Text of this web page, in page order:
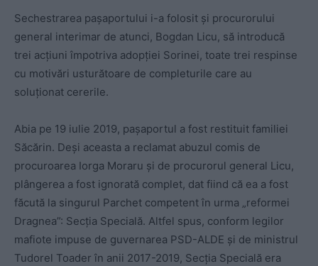
Sechestrarea pașaportului i-a folosit și procurorului
general interimar de atunci, Bogdan Licu, să introducă
trei acțiuni împotriva adopției Sorinei, toate trei respinse
cu motivări usturătoare de completurile care au
soluționat cererile.
Abia pe 19 iulie 2019, pașaportul a fost restituit familiei
Săcărin. Deși aceasta a reclamat abuzul comis de
procuroarea Iorga Moraru și de procurorul general Licu,
plângerea a fost ignorată complet, dat fiind că ea a fost
făcută la singurul Parchet competent în urma „reformei
Dragnea”: Secția Specială. Altfel spus, conform legilor
mafiote impuse de guvernarea PSD-ALDE și de ministrul
Tudorel Toader în anii 2017-2019, Secția Specială era